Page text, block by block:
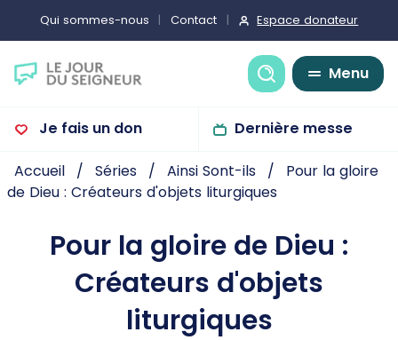
Qui sommes-nous Contact Espace donateur
Recherche
Menu
Je fais un don Dernière messe
Accueil Séries Ainsi Sont-ils
Pour la gloire
de Dieu : Créateurs d'objets liturgiques
Pour la gloire de Dieu :
Créateurs d'objets
liturgiques